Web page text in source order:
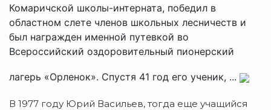
Комаричской школы-интерната, победил в
областном слете членов школьных лесничеств и
был награжден именной путевкой во
Всероссийский оздоровительный пионерский
лагерь «Орленок». Спустя 41 год его ученик, ...
В 1977 году Юрий Васильев, тогда еще учащийся